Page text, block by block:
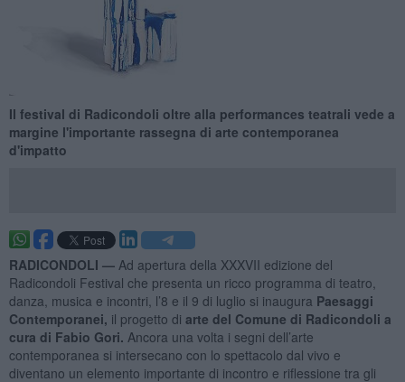
Il festival di Radicondoli oltre alla performances teatrali vede a
margine l'importante rassegna di arte contemporanea
d'impatto
RADICONDOLI — Ad apertura della XXXVII edizione del
Radicondoli Festival che presenta un ricco programma di teatro,
danza, musica e incontri, l’8 e il 9 di luglio si inaugura Paesaggi
Contemporanei, il progetto di arte del Comune di Radicondoli a
cura di Fabio Gori. Ancora una volta i segni dell’arte
contemporanea si intersecano con lo spettacolo dal vivo e
diventano un elemento importante di incontro e riflessione tra gli